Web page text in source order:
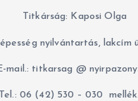
Titkárság: Kaposi Olga
nyilvántartás, lakcím
mail.: titkarsag @
Tel.: 06 (42) 530 – 030